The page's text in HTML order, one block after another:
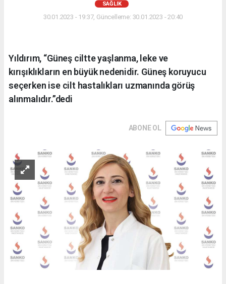
SAĞLIK
30.01.2023 - 19:37, Güncelleme: 30.01.2023 - 20:40
Yıldırım, “Güneş ciltte yaşlanma, leke ve
kırışıklıkların en büyük nedenidir. Güneş koruyucu
seçerken ise cilt hastalıkları uzmanında görüş
alınmalıdır.”dedi
ABONE OL